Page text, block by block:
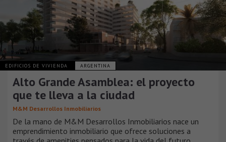
EDIFICIOS DE VIVIENDA ARGENTINA
Alto Grande Asamblea: el proyecto
que te lleva a la ciudad
M&M Desarrollos Inmobiliarios
De la mano de M&M Desarrollos Inmobiliarios nace un
emprendimiento inmobiliario que ofrece soluciones a